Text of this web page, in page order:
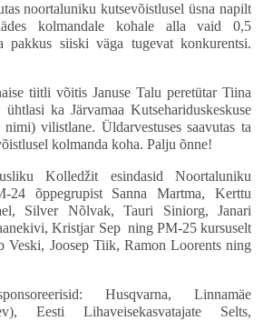
noortaluniku kutsevõistlusel üsna napilt
kolmandale kohale alla vaid 0,5
siiski väga tugevat konkurentsi.
tiitli võitis Januse Talu peretütar Tiina
ka Järvamaa Kutsehariduskeskuse
vilistlane. Üldarvestuses saavutas ta
kolmanda koha. Palju õnne!
Kolledžit esindasid Noortaluniku
24 õppegrupist Sanna Martma, Kerttu
Silver Nõlvak, Tauri Siniorg, Janari
Kristjar Sep ning PM-25 kursuselt
Veski, Joosep Tiik, Ramon Loorents ning
Husqvarna, Linnamäe
Eesti Lihaveisekasvatajate Selts,